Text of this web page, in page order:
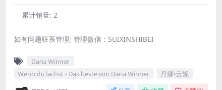
累计销量: 2
如有问题联系管理; 管理微信：SUIXINSHIBEI
Dana Winner
Wenn du lachst - Das beste von Dana Winner
丹娜•云妮